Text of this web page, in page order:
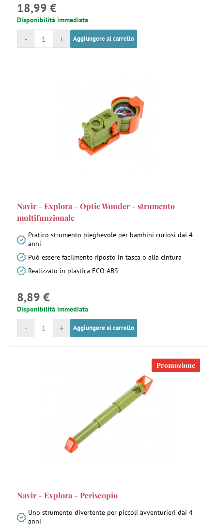
18,99 €
Disponibilità immediata
+
- Aggiungere al carrello
Navir - Explora - Optic Wonder - strumento
multifunzionale
Pratico strumento pieghevole per bambini curiosi dai 4
anni
Può essere facilmente riposto in tasca o alla cintura
Realizzato in plastica ECO ABS
8,89 €
Disponibilità immediata
+
- Aggiungere al carrello
Promozione
Navir - Explora - Periscopio
Uno strumento divertente per piccoli avventurieri dai 4
anni